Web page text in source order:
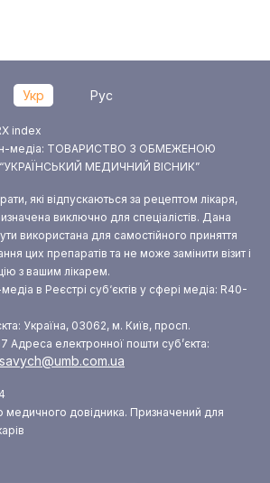
Укр Рус
index
медіа: ТОВАРИСТВО З ОБМЕЖЕНОЮ
МЕДИЧНИЙ ВІСНИК”
які відпускаються за рецептом лікаря,
виключно для спеціалістів. Дана
використана для самостійного приняття
цих препаратів та не може замінити візит і
з вашим лікарем.
в Реєстрі суб‘єктів у сфері медіа: R40-
Україна, 03062, м. Київ, просп.
Адреса електронної пошти суб’єкта:
медичного довідника. Призначений для